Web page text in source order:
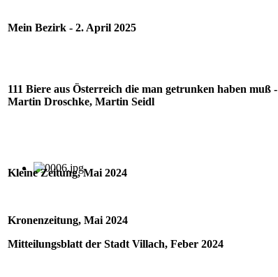
Mein Bezirk - 2. April 2025
111 Biere aus Österreich die man getrunken haben muß -
Martin Droschke, Martin Seidl
Kleine Zeitung, Mai 2024
Kronenzeitung, Mai 2024
Mitteilungsblatt der Stadt Villach, Feber 2024